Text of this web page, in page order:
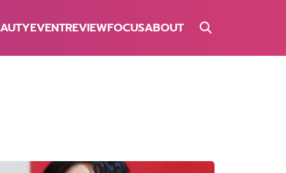
EVENTREVIEWFOCUSABOUT